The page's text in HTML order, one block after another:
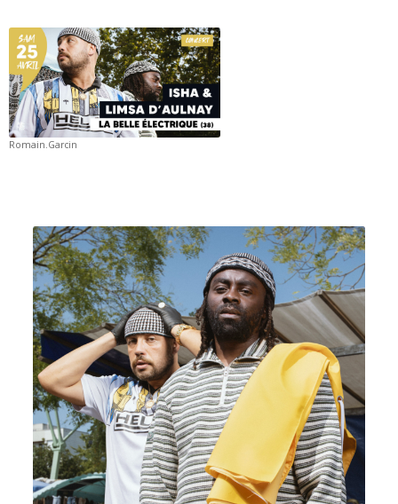
Romain.Garcin